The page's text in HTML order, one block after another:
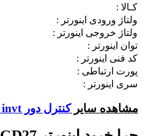
کـالا :
ولتاژ ورودی اینورتر :
ولتاژ خروجی اینورتر :
توان اینورتر :
کد فنی اینورتر :
پورت ارتباطی :
سری اینورتر :
مشاهده سایرکنترل دور invt مدل GD27